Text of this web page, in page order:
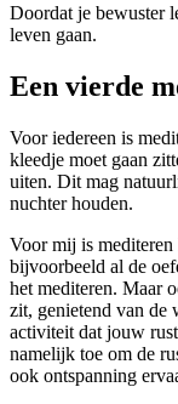
Doordat je bewuster
leven gaan.
Een vierde
Voor iedereen is
kleedje moet gaan
uiten. Dit mag
nuchter houden.
Voor mij is
bijvoorbeeld al de
het mediteren. Maar
zit, genietend van de
activiteit dat jouw
namelijk toe om de
ook ontspanning